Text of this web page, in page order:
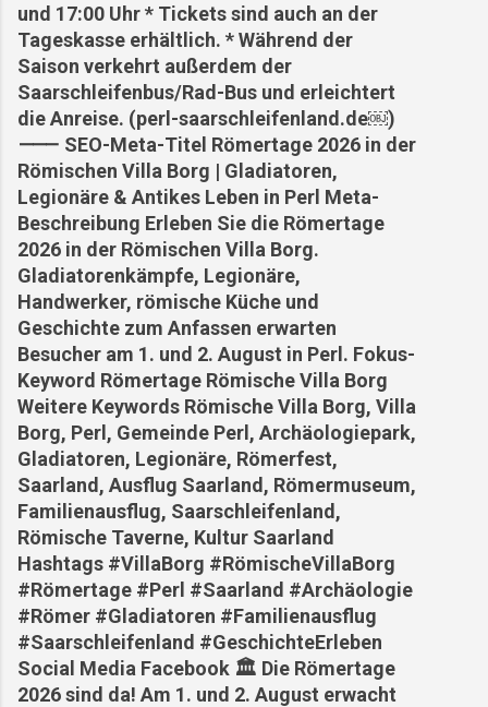
und 17:00 Uhr * Tickets sind auch an der
Tageskasse erhältlich. * Während der
Saison verkehrt außerdem der
Saarschleifenbus/Rad-Bus und erleichtert
die Anreise. (perl-saarschleifenland.de⁠￼)
⸻ SEO-Meta-Titel Römertage 2026 in der
Römischen Villa Borg | Gladiatoren,
Legionäre & Antikes Leben in Perl Meta-
Beschreibung Erleben Sie die Römertage
2026 in der Römischen Villa Borg.
Gladiatorenkämpfe, Legionäre,
Handwerker, römische Küche und
Geschichte zum Anfassen erwarten
Besucher am 1. und 2. August in Perl. Fokus-
Keyword Römertage Römische Villa Borg
Weitere Keywords Römische Villa Borg, Villa
Borg, Perl, Gemeinde Perl, Archäologiepark,
Gladiatoren, Legionäre, Römerfest,
Saarland, Ausflug Saarland, Römermuseum,
Familienausflug, Saarschleifenland,
Römische Taverne, Kultur Saarland
Hashtags #VillaBorg #RömischeVillaBorg
#Römertage #Perl #Saarland #Archäologie
#Römer #Gladiatoren #Familienausflug
#Saarschleifenland #GeschichteErleben
Social Media Facebook 🏛️ Die Römertage
2026 sind da! Am 1. und 2. August erwacht